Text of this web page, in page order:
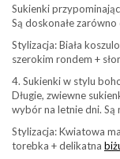
Sukienki
Są doskonałe
Stylizacja: Biała
szerokim rondem +
4. Sukienki w stylu
Długie, zwiewne
wybór na letnie dni. Są
Stylizacja: Kwiatowa
torebka + delikatna